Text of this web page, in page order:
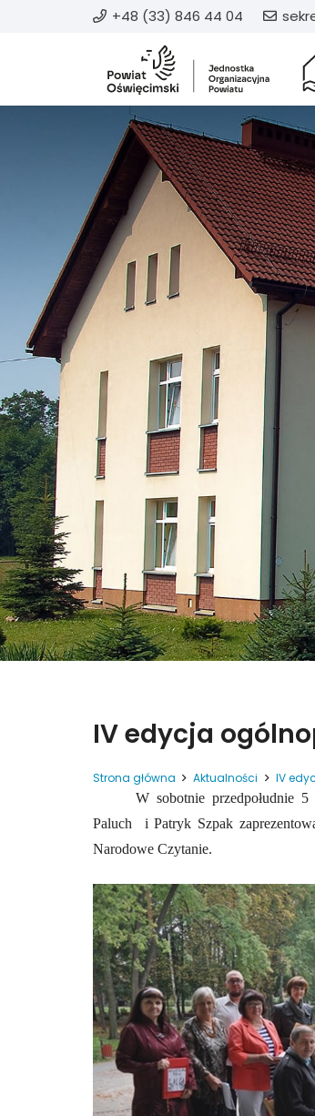
+48 (33) 846 44 04
IV edycja
Strona główna Aktualności
IV
W sobotnie przedpołudnie
Paluch
i Patryk Szpak
Narodowe Czytanie.